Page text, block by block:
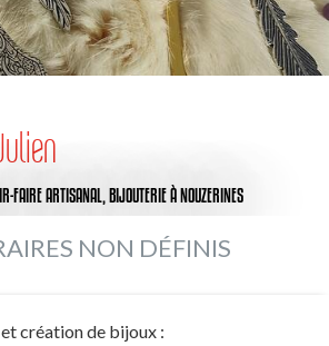
FAIRE ARTISANAL, BIJOUTERIEÀ NOUZERINES
NON DÉFINIS
création de bijoux :